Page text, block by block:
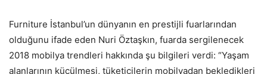
Furniture İstanbul’un dünyanın en prestijli fuarlarından
olduğunu ifade eden Nuri Öztaşkın, fuarda sergilenecek
2018 mobilya trendleri hakkında şu bilgileri verdi: “Yaşam
alanlarının küçülmesi, tüketicilerin mobilyadan bekledikleri